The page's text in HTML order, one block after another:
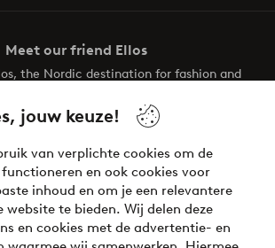
jouw keuze!
van verplichte cookies om de
en ook cookies voor
inhoud en om je een relevantere
website te bieden. Wij delen deze
en cookies met de advertentie- en
Meet our friend Ellos
the Nordic destination for fashion and
Your next inspiring look is here!
- Nu betalen of opsplitsen